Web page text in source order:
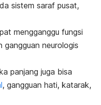
sistem saraf pusat,
mengganggu fungsi
neurologis
panjang juga bisa
, gangguan hati, katarak,